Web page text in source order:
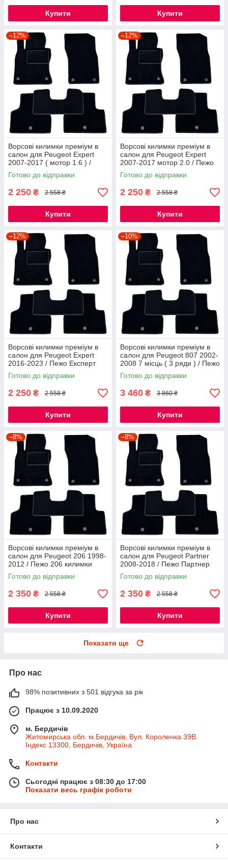
Купити Купити
–12%
Ворсові килимки преміум в
салон для Peugeot Expert
2007-2017 ( мотор 1.6 ) /
Пежо Експерт килимки
Готово до відправки
2 250 ₴ 2 558 ₴
Купити
–12%
Ворсові килимки преміум в
салон для Peugeot Expert
2007-2017 мотор 2.0 / Пежо
Експерт
Готово до відправки
2 250 ₴ 2 558 ₴
Купити
–12%
Ворсові килимки преміум в
салон для Peugeot Expert
2016-2023 / Пежо Експерт
килимки
Готово до відправки
2 250 ₴ 2 558 ₴
Купити
–10%
Ворсові килимки преміум в
салон для Peugeot 807 2002-
2008 7 місць ( 3 ряди ) / Пежо
807 килимки
Готово до відправки
3 460 ₴ 3 860 ₴
Купити
–8%
Ворсові килимки преміум в
салон для Peugeot 206 1998-
2012 / Пежо 206 килимки
Готово до відправки
2 350 ₴ 2 558 ₴
Купити
–8%
Ворсові килимки преміум в
салон для Peugeot Partner
2008-2018 / Пежо Партнер
килимки
Готово до відправки
2 350 ₴ 2 558 ₴
Купити
Показати ще
Про нас
98% позитивних з 501 відгука за рік
Працює з 10.09.2020
м. Бердичів
Житомирська обл. м.Бердичів. Вул. Короленка 39В.
Індекс 13300, Бердичів, Україна
Контакти
Сьогодні працює з 08:30 до 17:00
Показати весь графік роботи
Про нас
Контакти